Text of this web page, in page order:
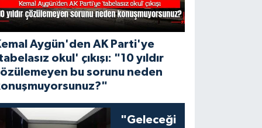
Aygün'den AK Parti'ye
okul' çıkışı: "10 yıldır
bu sorunu neden
"Geleceği